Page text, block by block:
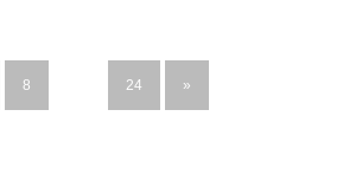
8 24 »